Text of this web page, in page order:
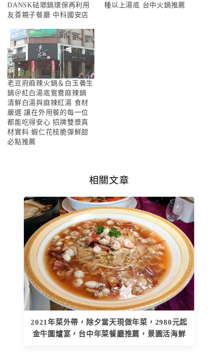
DANSK砝瑯鍋環保再利用
友善親子餐廳 中科國安店
種以上湯底 台中火鍋推薦
老豆府麻辣火鍋＆白玉養生
鍋＠紅白湯底鴛鴦麻辣鍋
清鮮白湯與麻辣紅湯 食材
嚴選 讓在外用餐的每一位
都能吃得安心 招牌雙漿真
材實料 蝦仁花枝脆彈鮮甜
必點推薦
相關文章
2021年菜外帶，除夕當天現做年菜，2980元起
金牛圍爐宴，台中年菜餐廳推薦，景園活海鮮